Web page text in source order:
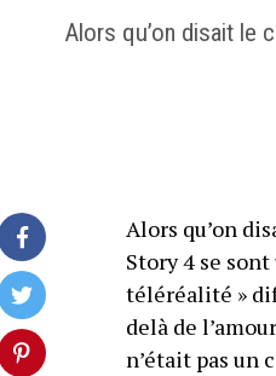
Alors qu’on disait le
Alors qu’on
Story 4 se
téléréalité »
delà de
n’était pas un